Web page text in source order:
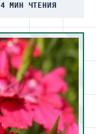
4 МИН ЧТЕНИЯ